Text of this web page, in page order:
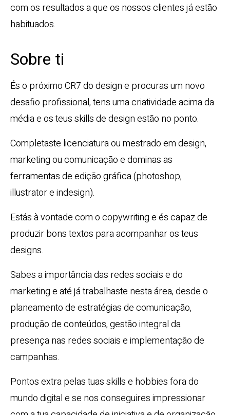
com os resultados a que os nossos clientes já estão
habituados.
Sobre ti
És o próximo CR7 do design e procuras um novo
desafio profissional, tens uma criatividade acima da
média e os teus skills de design estão no ponto.
Completaste licenciatura ou mestrado em design,
marketing ou comunicação e dominas as
ferramentas de edição gráfica (photoshop,
illustrator e indesign).
Estás à vontade com o copywriting e és capaz de
produzir bons textos para acompanhar os teus
designs.
Sabes a importância das redes sociais e do
marketing e até já trabalhaste nesta área, desde o
planeamento de estratégias de comunicação,
produção de conteúdos, gestão integral da
presença nas redes sociais e implementação de
campanhas.
Pontos extra pelas tuas skills e hobbies fora do
mundo digital e se nos conseguires impressionar